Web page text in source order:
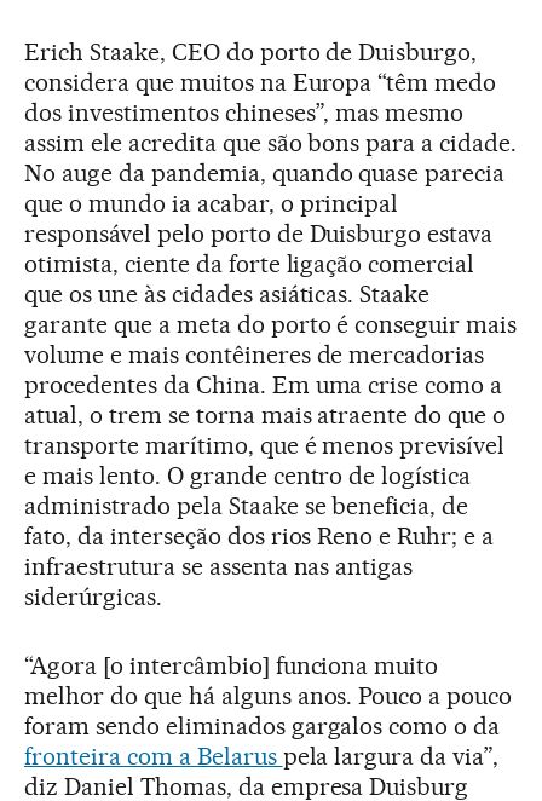
Erich Staake, CEO do porto de Duisburgo,
considera que muitos na Europa “têm medo
dos investimentos chineses”, mas mesmo
assim ele acredita que são bons para a cidade.
No auge da pandemia, quando quase parecia
que o mundo ia acabar, o principal
responsável pelo porto de Duisburgo estava
otimista, ciente da forte ligação comercial
que os une às cidades asiáticas. Staake
garante que a meta do porto é conseguir mais
volume e mais contêineres de mercadorias
procedentes da China. Em uma crise como a
atual, o trem se torna mais atraente do que o
transporte marítimo, que é menos previsível
e mais lento. O grande centro de logística
administrado pela Staake se beneficia, de
fato, da interseção dos rios Reno e Ruhr; e a
infraestrutura se assenta nas antigas
siderúrgicas.
“Agora [o intercâmbio] funciona muito
melhor do que há alguns anos. Pouco a pouco
foram sendo eliminados gargalos como o da
fronteira com a Belarus pela largura da via”,
diz Daniel Thomas, da empresa Duisburg